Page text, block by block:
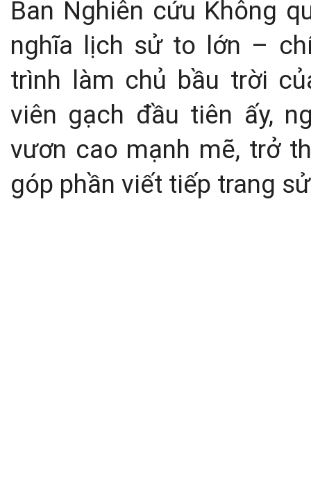
Ban Nghiên cứu Không
nghĩa lịch sử to lớn –
trình làm chủ bầu trời
viên gạch đầu tiên ấy,
vươn cao mạnh mẽ, trở
góp phần viết tiếp trang